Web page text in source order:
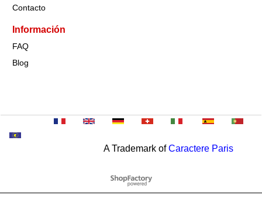
Contacto
Información
FAQ
Blog
A Trademark ofCaractere Paris
To create online store
ShopFactory eCommerce